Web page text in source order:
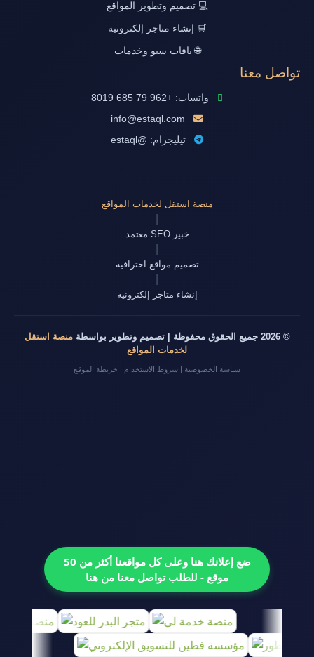
💻 تصميم وتطوير المواقع
🛒 إنشاء متاجر إلكترونية
🌐 باقات سيو وخدمات
تواصل معنا
واتساب: +962 79 685 8019
info@estaql.com
تيليجرام: @estaql
منصة استقل لخدمات المواقع
خبير SEO معتمد
تصميم مواقع احترافية
إنشاء متاجر إلكترونية
© 2026 جميع الحقوق محفوظة | تصميم وتطوير بواسطة
منصة استقل
لخدمات المواقع
سياسة الخصوصية | شروط الاستخدام | خريطة الموقع
ضع إعلانك هنا وعلى كل مواقعنا أكثر من 50
موقع - للطلب تواصل معنا من هنا